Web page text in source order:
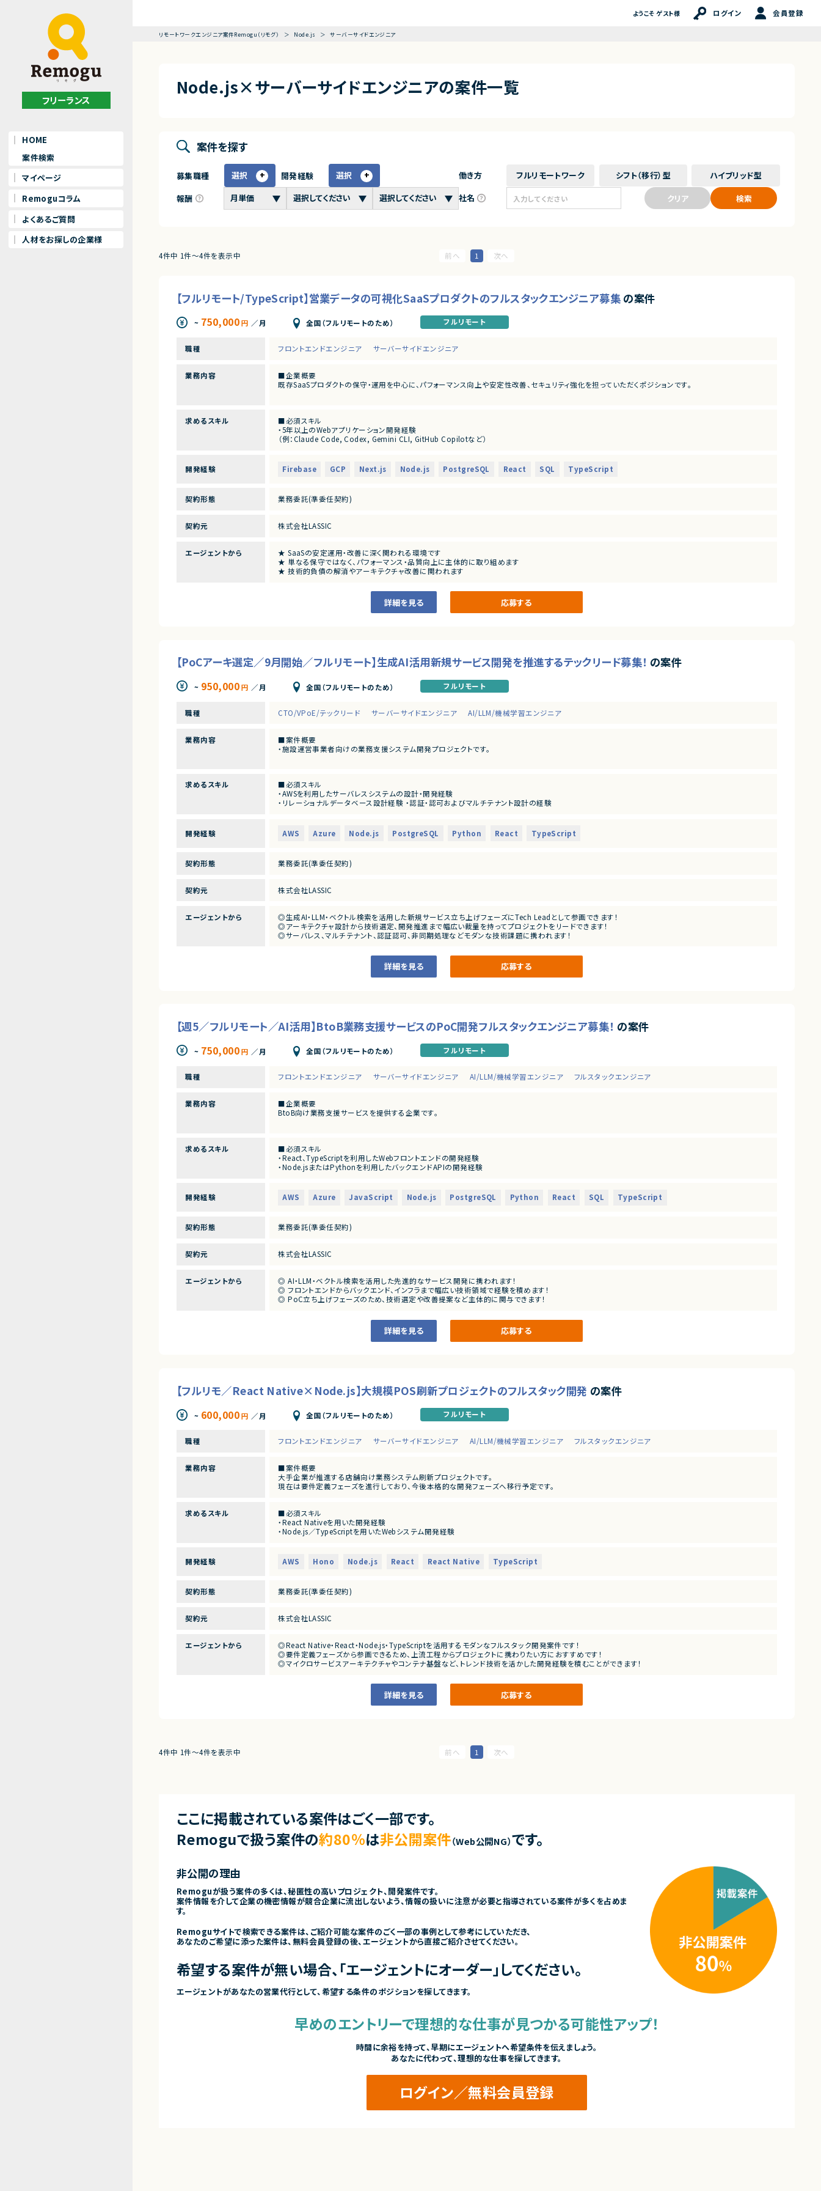
フリーランス
HOME
案件検索
マイページ
Remoguコラム
よくあるご質問
人材をお探しの企業様
ようこそ ゲスト様 ログイン 会員登録
リモートワークエンジニア案件Remogu（リモグ） Node.js サーバーサイドエンジニア
Node.js×サーバーサイドエンジニアの案件一覧
案件を探す
募集職種 選択 開発経験
選択
報酬
働き方 フルリモートワーク シフト（移行） 型 ハイブリッド型
社名
クリア 検索
4件中 1件〜4件を表示中 1
【フルリモート/TypeScript】営業データの可視化SaaSプロダクトのフルスタックエンジニア募集 の案件
~ 750,000円 ／月 全国（フルリモートのため） フルリモート
職種 フロントエンドエンジニア サーバーサイドエンジニア
業務内容
■企業概要
既存SaaSプロダクトの保守・運用を中心に、パフォーマンス向上や安定性改善、セキュリティ強化を担っていただくポジションです。
・パフォーマンス改善および負荷対策の実施
・障害発生時の原因調査および再発防止策の設計
・安定稼働を前提としたシステム設計改善
・AI活用を取り入れた開発手法への適応（将来的な発展含む）
求めるスキル
■必須スキル
・5年以上のWebアプリケーション開発経験
（例：Claude Code, Codex, Gemini CLI, GitHub Copilotなど）
‐バックエンド開発（例：Node.js/Go など）
■尚可スキル
・AI搭載コードエディタを用いたプログラミングまたはバイブコーディング経験
・急成長中のスタートアップで、世の中に価値のあるプロダクトを増やし、社会的なインパクトのある事業に携わりたい方
・プロダクトの価値最大化のためにPoC段階から積極的に携わり、当事者意識を持って改善に取り組める方
開発経験 Firebase GCP Next.js Node.js PostgreSQL React SQL TypeScript
契約形態 業務委託(準委任契約)
契約元 株式会社LASSIC
エージェントから
★ SaaSの安定運用・改善に深く関われる環境です
★ 単なる保守ではなく、パフォーマンス・品質向上に主体的に取り組めます
★ 技術的負債の解消やアーキテクチャ改善に関われます
★ 長期的にプロダクト価値を高めていく経験を積むことができます
詳細を見る 応募する
【PoCアーキ選定／9月開始／フルリモート】生成AI活用新規サービス開発を推進するテックリード募集！ の案件
~ 950,000円 ／月 全国（フルリモートのため） フルリモート
職種 CTO/VPoE/テックリード サーバーサイドエンジニア AI/LLM/機械学習エンジニア
業務内容
■案件概要
・施設運営事業者向けの業務支援システム開発プロジェクトです。
・チャットアプリと連携し、AIによる検索支援機能を提供
・キーワード検索とベクトル検索を活用した探索機能を実装
・フロントエンド、バックエンド、インフラを含む技術選定
・PostgreSQLを利用したDB設計
・LLMおよびベクトル検索機能の設計、実装
・画像アップロード、画像解析処理の設計
・IaC、CI/CD環境の構築
・負荷試験およびAuto Scaling設計
・技術課題やリスクの整理、解決
・顧客との技術的な調整
・Full Stack Engineerの技術支援
・新規AIサービスのPoC開発に伴う体制強化
求めるスキル
■必須スキル
・AWSを利用したサーバレスシステムの設計・開発経験
・リレーショナルデータベース設計経験 ・認証・認可およびマルチテナント設計の経験
・IaC、CI/CD、負荷対策を含む本番運用を考慮したシステム設計経験
・小規模チームで技術的な意思決定を行い、開発を推進した経験
■尚可スキル
・LINE Messaging APIまたはWebhookを利用した開発経験
・Amazon SQSを利用した非同期処理基盤の設計経験
■求める人物像
・要件が変化するPoC開発を柔軟に進められる方
・技術的な選択肢とトレードオフを整理して意思決定できる方
・小規模チームで担当領域を限定せずに動ける方
・技術的な課題やリスクを早い段階で共有できる方
・AIの精度だけでなく、コスト、レスポンス速度、運用性を考慮できる方
開発経験 AWS Azure Node.js PostgreSQL Python React TypeScript
契約形態 業務委託(準委任契約)
契約元 株式会社LASSIC
エージェントから
◎生成AI・LLM・ベクトル検索を活用した新規サービス立ち上げフェーズにTech Leadとして参画できます！
◎アーキテクチャ設計から技術選定、開発推進まで幅広い裁量を持ってプロジェクトをリードできます！
◎サーバレス、マルチテナント、認証認可、非同期処理などモダンな技術課題に携われます！
◎フルリモート環境で全国から参画可能なため、柔軟な働き方を実現できます！
詳細を見る 応募する
【週5／フルリモート／AI活用】BtoB業務支援サービスのPoC開発フルスタックエンジニア募集！ の案件
~ 750,000円 ／月 全国（フルリモートのため） フルリモート
職種 フロントエンドエンジニア サーバーサイドエンジニア AI/LLM/機械学習エンジニア フルスタックエンジニア
業務内容
■企業概要
BtoB向け業務支援サービスを提供する企業です。
・キーワード検索とベクトル検索を組み合わせた高度な検索機能の実装を予定しています。
■業務内容
・拾得物の登録・編集・検索・管理画面の開発
・AWS Lambdaを利用したバックエンドAPI開発
・Amazon S3への画像アップロード機能開発
・CloudFrontによる画像配信機能実装
・SQSを利用した非同期処理開発
・LLMおよびベクトル検索との連携
・単体テスト、結合テスト、コードレビュー
■募集背景
・PoC開発および限定ローンチに向けた体制強化のため。
・機能設計 ・実装 ・テスト ・リリース
求めるスキル
■必須スキル
・React、TypeScriptを利用したWebフロントエンドの開発経験
・Node.jsまたはPythonを利用したバックエンドAPIの開発経験
・認証・認可を伴うWebアプリケーションの開発経験
・フロントエンドからバックエンドまで一貫して機能開発を進めた経験
■尚可スキル
・Amazon SQS、Aurora Serverless v2の利用経験
・LINE Messaging APIまたはWebhookを利用した開発経験
■求める人物像
・要件が変化するPoC開発を柔軟に進められる方
・フロントエンドとバックエンドの両方に対応できる方
・指示待ちではなく主体的に改善提案できる方
・小規模チームで幅広く対応できる方
開発経験 AWS Azure JavaScript Node.js PostgreSQL Python React SQL TypeScript
契約形態 業務委託(準委任契約)
契約元 株式会社LASSIC
エージェントから
◎ AI・LLM・ベクトル検索を活用した先進的なサービス開発に携われます！
◎ フロントエンドからバックエンド、インフラまで幅広い技術領域で経験を積めます！
◎ PoC立ち上げフェーズのため、技術選定や改善提案など主体的に関与できます！
◎ フルリモート環境でありながら、新規サービス開発のコアメンバーとして活躍できます！
詳細を見る 応募する
【フルリモ／React Native×Node.js】大規模POS刷新プロジェクトのフルスタック開発 の案件
~ 600,000円 ／月 全国（フルリモートのため） フルリモート
職種 フロントエンドエンジニア サーバーサイドエンジニア AI/LLM/機械学習エンジニア フルスタックエンジニア
業務内容
■案件概要
大手企業が推進する店舗向け業務システム刷新プロジェクトです。
現在は要件定義フェーズを進行しており、今後本格的な開発フェーズへ移行予定です。
■業務内容
・POSシステム刷新に伴うアプリケーション開発
・AWS/ECS環境での開発
・マイクロサービスアーキテクチャ環境での開発
■担当工程
・基本設計
・詳細設計
・テスト
求めるスキル
■必須スキル
・React Nativeを用いた開発経験
・Node.js／TypeScriptを用いたWebシステム開発経験
・AI駆動開発
・AWS環境での開発経験
・ECSなどコンテナ基盤での開発経験
・POSシステム開発経験
・カラオケ業界向けシステム開発経験
開発経験 AWS Hono Node.js React React Native TypeScript
契約形態 業務委託(準委任契約)
契約元 株式会社LASSIC
エージェントから
◎React Native・React・Node.js・TypeScriptを活用するモダンなフルスタック開発案件です！
◎要件定義フェーズから参画できるため、上流工程からプロジェクトに携わりたい方におすすめです！
◎マイクロサービスアーキテクチャやコンテナ基盤など、トレンド技術を活かした開発経験を積むことができます！
◎フルリモートかつ地方在住者も参画可能なため、柔軟な働き方を実現できます！
詳細を見る 応募する
4件中 1件〜4件を表示中 1
ここに掲載されている案件はごく一部です。
Remoguで扱う案件の約80％は非公開案件（Web公開NG）です。
非公開の理由
Remoguが扱う案件の多くは、秘匿性の高いプロジェクト、開発案件です。
案件情報を介して企業の機密情報が競合企業に流出しないよう、情報の扱いに注意が必要と指導されている案件が多くを占めま
す。
Remoguサイトで検索できる案件は、ご紹介可能な案件のごく一部の事例として参考にしていただき、
あなたのご希望に添った案件は、無料会員登録の後、エージェントから直接ご紹介させてください。
希望する案件が無い場合、「エージェントにオーダー」してください。
エージェントがあなたの営業代行として、希望する条件のポジションを探してきます。
早めのエントリーで理想的な仕事が見つかる可能性アップ！
時間に余裕を持って、早期にエージェントへ希望条件を伝えましょう。
あなたに代わって、理想的な仕事を探してきます。
ログイン／無料会員登録